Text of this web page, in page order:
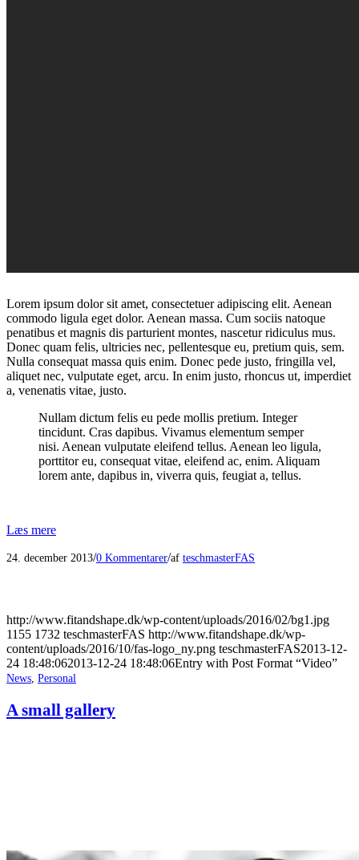
Lorem ipsum dolor sit amet, consectetuer adipiscing elit. Aenean
commodo ligula eget dolor. Aenean massa. Cum sociis natoque
penatibus et magnis dis parturient montes, nascetur ridiculus mus.
Donec quam felis, ultricies nec, pellentesque eu, pretium quis, sem.
Nulla consequat massa quis enim. Donec pede justo, fringilla vel,
aliquet nec, vulputate eget, arcu. In enim justo, rhoncus ut, imperdiet
a, venenatis vitae, justo.
Nullam dictum felis eu pede mollis pretium. Integer
tincidunt. Cras dapibus. Vivamus elementum semper
nisi. Aenean vulputate eleifend tellus. Aenean leo ligula,
porttitor eu, consequat vitae, eleifend ac, enim. Aliquam
lorem ante, dapibus in, viverra quis, feugiat a, tellus.
Læs mere
24. december 2013/0 Kommentarer/af teschmasterFAS
http://www.fitandshape.dk/wp-content/uploads/2016/02/bg1.jpg
1155 1732 teschmasterFAS http://www.fitandshape.dk/wp-
content/uploads/2016/10/fas-logo_ny.png teschmasterFAS2013-12-
24 18:48:062013-12-24 18:48:06Entry with Post Format “Video”
News Personal
A small gallery